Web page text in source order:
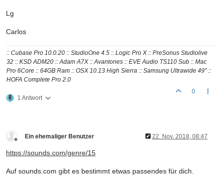
Lg
Carlos
:: Cubase Pro 10.0.20 :: StudioOne 4.5 :: Logic Pro X :: PreSonus Studiolive
32 :: KSD ADM20 :: Adam A7X :: Avantones :: EVE Audio TS110 Sub :: Mac
Pro 6Core :: 64GB Ram :: OSX 10.13 High Sierra :: Samsung Ultrawide 49" ::
HOFA Complete Pro 2.0
1 Antwort
0
Ein ehemaliger Benutzer 22. Nov. 2018, 08:47
https://sounds.com/genre/15
Auf sounds.com gibt es bestimmt etwas passendes für dich.